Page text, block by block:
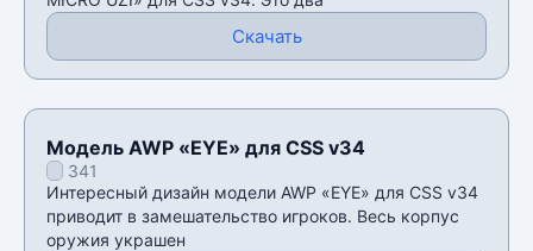
Скачать
Модель AWP «EYE» для CSS v34
341
Интересный дизайн модели AWP «EYE» для CSS v34
приводит в замешательство игроков. Весь корпус
оружия украшен